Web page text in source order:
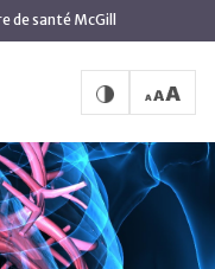
de santé McGill